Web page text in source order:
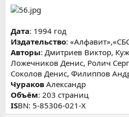
и
я
Дата: 1994 год
Издательство:
Авторы: Дмитриев Виктор,
Ложечников Денис, Ролич
Соколов Денис, Филиппов
ЧураковАлександр
Объём: 203 страниц
ISBN: 5-85306-021-Х